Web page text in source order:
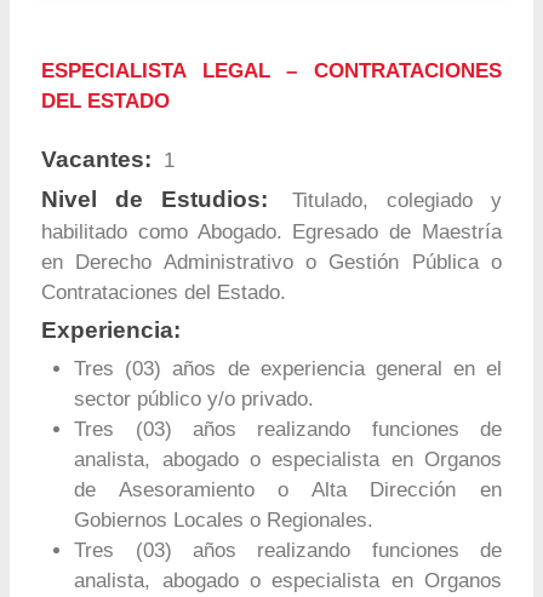
ESPECIALISTA LEGAL – CONTRATACIONES
DEL ESTADO
Vacantes: 1
Nivel de Estudios:
Titulado, colegiado y
habilitado como Abogado. Egresado de Maestría
en Derecho Administrativo o Gestión Pública o
Contrataciones del Estado.
Experiencia:
Tres (03) años de experiencia general en el
sector público y/o privado.
Tres (03) años realizando funciones de
analista, abogado o especialista en Organos
de Asesoramiento o Alta Dirección en
Gobiernos Locales o Regionales.
Tres (03) años realizando funciones de
analista, abogado o especialista en Organos